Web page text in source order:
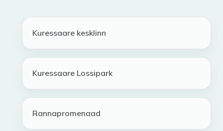
Kuressaare kesklinn
Kuressaare Lossipark
Rannapromenaad